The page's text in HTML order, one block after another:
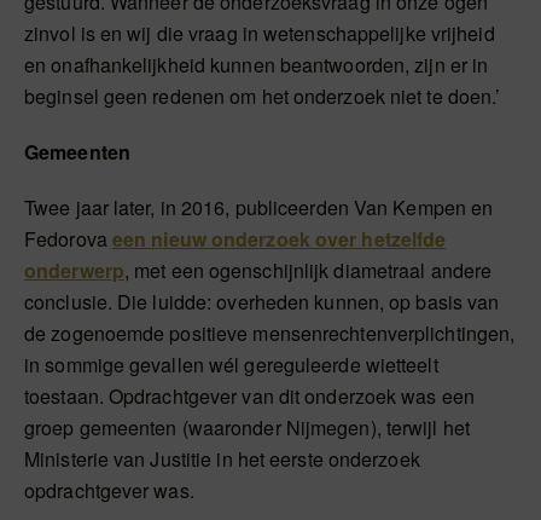
zinvol is en wij die vraag in wetenschappelijke vrijheid
en onafhankelijkheid kunnen beantwoorden, zijn er in
beginsel geen redenen om het onderzoek niet te doen.’
Gemeenten
Twee jaar later, in 2016, publiceerden Van Kempen en
Fedorovaeen nieuw onderzoek over hetzelfde
onderwerp, met een ogenschijnlijk diametraal andere
conclusie. Die luidde: overheden kunnen, op basis van
de zogenoemde positieve mensenrechtenverplichtingen,
in sommige gevallen wél gereguleerde wietteelt
toestaan. Opdrachtgever van dit onderzoek was een
groep gemeenten (waaronder Nijmegen), terwijl het
Ministerie van Justitie in het eerste onderzoek
opdrachtgever was.